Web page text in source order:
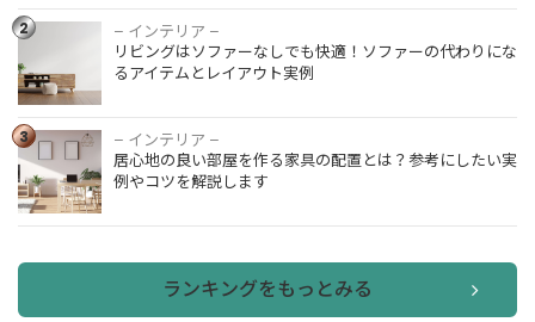
こに書いて
ある？わか
らない場合
の見方・測
るコツ
2
リビングは
しでも快
適！ソファ
ーの代わり
になるアイ
テムとレイ
アウト実例
– インテリア –
リビングはソファーなしでも快適！ソファーの代わりにな
るアイテムとレイアウト実例
3
居心地の良
い部屋を作
る家具の配
置とは？参
実例やコツ
す
– インテリア –
居心地の良い部屋を作る家具の配置とは？参考にしたい実
例やコツを解説します
ランキングをもっとみる